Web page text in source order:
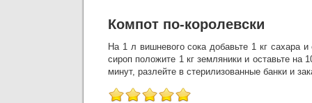
Компот по-королевски
На 1 л вишневого сока добавьте 1 кг сахара
сироп положите 1 кг земляники и оставьте на
минут, разлейте в стерилизованные банки и